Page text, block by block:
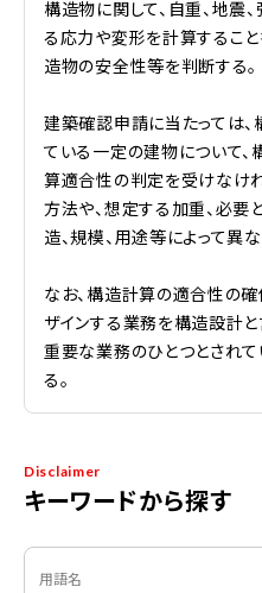
Disclaimer
キーワードから探す
構造物に関して、自重、地震
る応力や変形を計算するこ
造物の安全性等を判断する。
建築確認申請に当たっては
ている一定の建物について
算適合性の判定を受けなけ
方法や、想定する加重、必要
造、規模、用途等によって異な
なお、構造計算の適合性の
ザインする業務を構造設計
重要な業務のひとつとされ
る。